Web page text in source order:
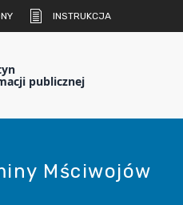
INSTRUKCJA
publicznej
Mściwojów